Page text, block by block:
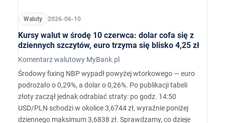
Waluty 2026-06-10
Kursy walut w środę 10 czerwca: dolar cofa się z
dziennych szczytów, euro trzyma się blisko 4,25 zł
Komentarz walutowy MyBank.pl
Środowy fixing NBP wypadł powyżej wtorkowego — euro
podrożało o 0,29%, a dolar o 0,26%. Po publikacji tabeli
złoty zaczął jednak odrabiać straty: po godz. 14:50
USD/PLN schodzi w okolice 3,6744 zł, wyraźnie poniżej
dziennego maksimum 3,6838 zł. Sprawdzamy, co dzieje